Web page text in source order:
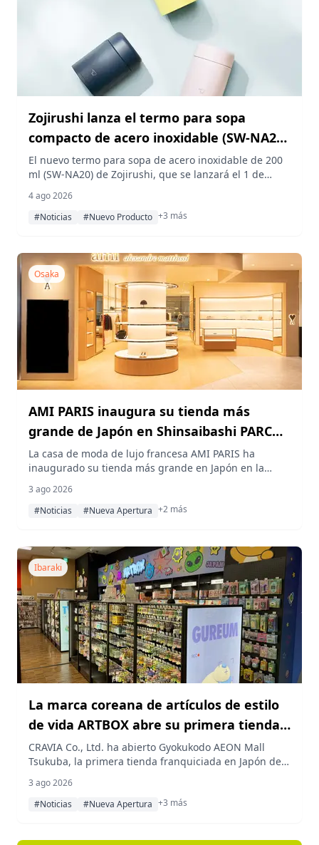
Zojirushi lanza el termo para sopa
compacto de acero inoxidable (SW-NA20)
para un acompañamiento fácil en el
almuerzo
El nuevo termo para sopa de acero inoxidable de 200
ml (SW-NA20) de Zojirushi, que se lanzará el 1 de
para llevarlo en el bolso junto con una caja bento, y su
estructura Thermo Ring mantiene la sopa o la sopa de
4 ago 2026
#Noticias
#Nuevo Producto +3 más
Osaka
AMI PARIS inaugura su tienda más
grande de Japón en Shinsaibashi PARCO,
Osaka
La casa de moda de lujo francesa AMI PARIS ha
inaugurado su tienda más grande en Japón en la
espacio de 154 metros cuadrados ofrece su colección
otoño/invierno 2026 junto con una selección de ropa
3 ago 2026
#Noticias
#Nueva Apertura +2 más
Ibaraki
La marca coreana de artículos de estilo
de vida ARTBOX abre su primera tienda
franquiciada en Japón, Gyokukodo, en el
centro comercial AEON Mall Tsukuba
CRAVIA Co., Ltd. ha abierto Gyokukodo AEON Mall
Tsukuba, la primera tienda franquiciada en Japón de
dentro del centro comercial AEON Mall Tsukuba en la
prefectura de Ibaraki.
3 ago 2026
#Noticias
#Nueva Apertura +3 más